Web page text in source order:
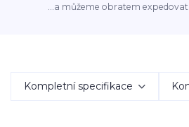
...a můžeme obratem expedovat!
Kompletní specifikace